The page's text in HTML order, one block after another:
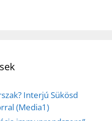
Interjú Sükösd
(Media1)